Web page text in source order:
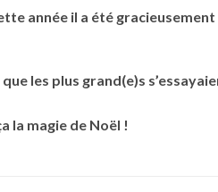
année il a été
les plus grand(e)s
la magie de Noël !